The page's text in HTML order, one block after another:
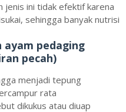
jenis ini tidak efektif karena
sehingga banyak nutrisi
pedaging
pecah)
menjadi tepung
rata
dikukus atau diuap